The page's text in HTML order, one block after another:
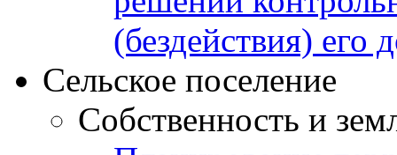
(бездействия) его
Сельское поселение
Собственность и